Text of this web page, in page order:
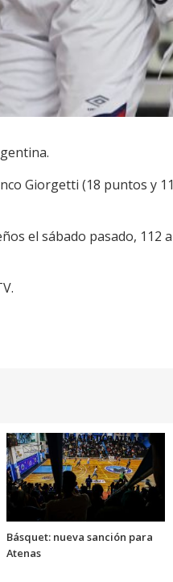
Giorgetti (18 puntos y 11
el sábado pasado, 112 a
Básquet: nueva sanción para
Atenas